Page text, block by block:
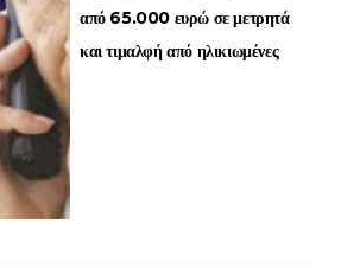
από 65.000 ευρώ σε μετρητά
και τιμαλφή από ηλικιωμένες